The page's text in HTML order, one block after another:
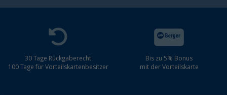
30 Tage Rückgaberecht
100 Tage für Vorteilskartenbesitzer
Bis zu 5% Bonus
mit der Vorteilskarte